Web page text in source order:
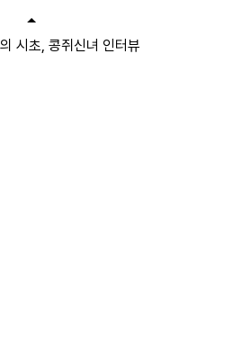
시초, 콩쥐신녀 인터뷰